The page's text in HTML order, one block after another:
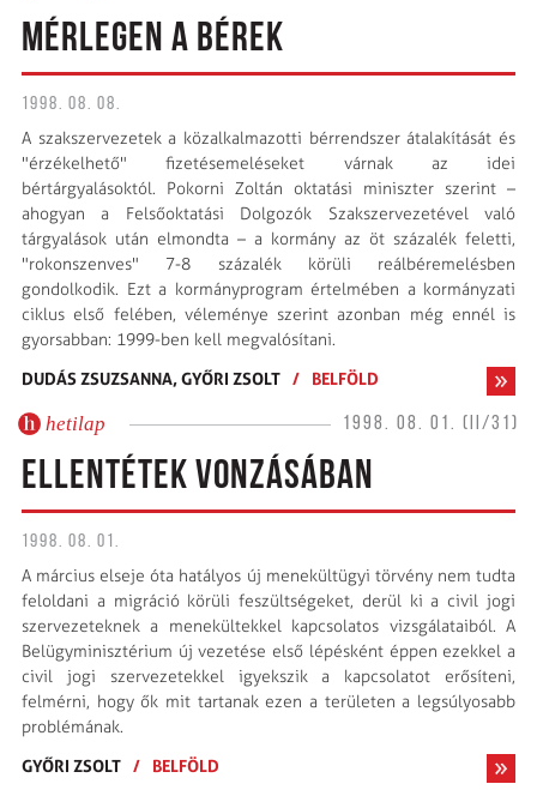
MÉRLEGEN A BÉREK
1998. 08. 08.
A szakszervezetek a közalkalmazotti bérrendszer átalakítását és
"érzékelhető" fizetésemeléseket várnak az idei
bértárgyalásoktól. Pokorni Zoltán oktatási miniszter szerint –
ahogyan a Felsőoktatási Dolgozók Szakszervezetével való
tárgyalások után elmondta – a kormány az öt százalék feletti,
"rokonszenves" 7-8 százalék körüli reálbéremelésben
gondolkodik. Ezt a kormányprogram értelmében a kormányzati
ciklus első felében, véleménye szerint azonban még ennél is
gyorsabban: 1999-ben kell megvalósítani.
DUDÁS ZSUZSANNA,GYŐRI ZSOLT / BELFÖLD
hetilap 1998. 08. 01. (II/31)
ELLENTÉTEK VONZÁSÁBAN
1998. 08. 01.
A március elseje óta hatályos új menekültügyi törvény nem tudta
feloldani a migráció körüli feszültségeket, derül ki a civil jogi
szervezeteknek a menekültekkel kapcsolatos vizsgálataiból. A
Belügyminisztérium új vezetése első lépésként éppen ezekkel a
civil jogi szervezetekkel igyekszik a kapcsolatot erősíteni,
felmérni, hogy ők mit tartanak ezen a területen a legsúlyosabb
problémának.
GYŐRI ZSOLT / BELFÖLD